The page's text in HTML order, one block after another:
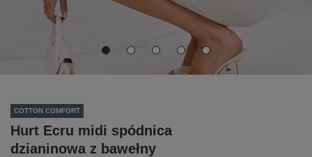
COTTON COMFORT
Hurt Ecru midi spódnica
dzianinowa z bawełny